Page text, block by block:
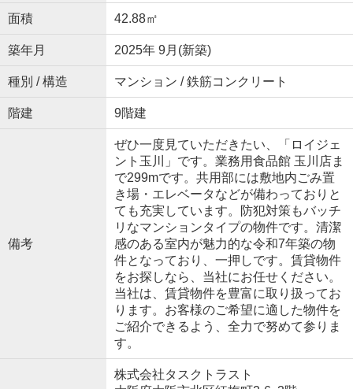
面積 42.88㎡
築年月 2025年 9月(新築)
種別 / 構造 マンション / 鉄筋コンクリート
階建 9階建
備考
ぜひ一度見ていただきたい、「ロイジェ
ント玉川」です。業務用食品館 玉川店ま
で299mです。共用部には敷地内ごみ置
き場・エレベータなどが備わっておりと
ても充実しています。防犯対策もバッチ
リなマンションタイプの物件です。清潔
感のある室内が魅力的な令和7年築の物
件となっており、一押しです。賃貸物件
をお探しなら、当社にお任せください。
当社は、賃貸物件を豊富に取り扱ってお
ります。お客様のご希望に適した物件を
ご紹介できるよう、全力で努めて参りま
す。
株式会社タスクトラスト